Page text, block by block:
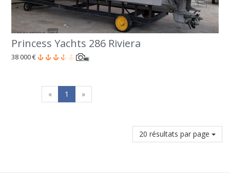
Princess Yachts 286 Riviera
38 000 €
« 1 »
20 résultats par page